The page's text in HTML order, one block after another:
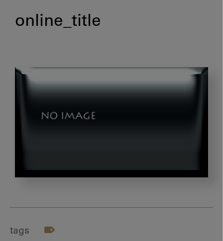
online_title
tags